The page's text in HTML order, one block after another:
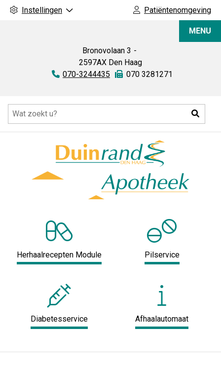
Instellingen Patiëntenomgeving
Bronovolaan 3
2597AX Den Haag
Tel:
070-3244435 Fax:
070 3281271
MENU
Herhaalrecepten Module Pilservice
Diabetesservice Afhaalautomaat